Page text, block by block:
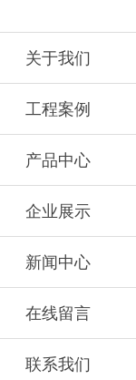
关于我们
工程案例
产品中心
企业展示
新闻中心
在线留言
联系我们